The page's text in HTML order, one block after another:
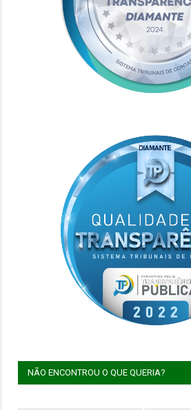
NÃO ENCONTROU O QUE QUERIA?